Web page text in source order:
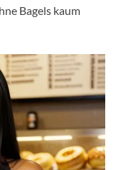
Bagels kaum